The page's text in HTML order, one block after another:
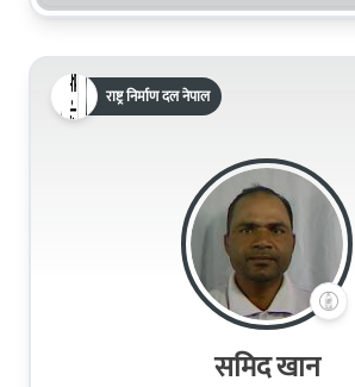
राष्ट्र निर्माण दल नेपाल
समिद खान